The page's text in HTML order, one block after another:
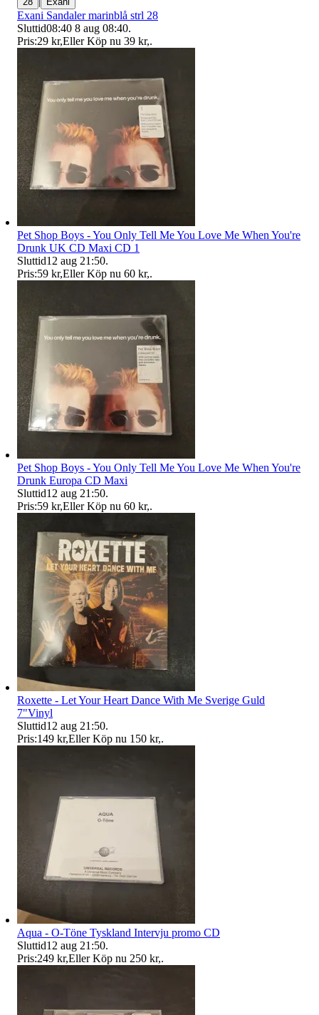
Exani Sandaler marinblå strl 28
Sluttid08:40 8 aug 08:40.
Pris:29 kr,Eller Köp nu 39 kr,.
Pet Shop Boys - You Only Tell Me You Love Me When You're
Drunk UK CD Maxi CD 1
Sluttid12 aug 21:50.
Pris:59 kr,Eller Köp nu 60 kr,.
Pet Shop Boys - You Only Tell Me You Love Me When You're
Drunk Europa CD Maxi
Sluttid12 aug 21:50.
Pris:59 kr,Eller Köp nu 60 kr,.
Roxette - Let Your Heart Dance With Me Sverige Guld
7"Vinyl
Sluttid12 aug 21:50.
Pris:149 kr,Eller Köp nu 150 kr,.
Aqua - O-Töne Tyskland Intervju promo CD
Sluttid12 aug 21:50.
Pris:249 kr,Eller Köp nu 250 kr,.